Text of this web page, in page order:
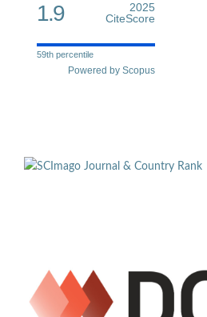
1.9
2025
CiteScore
59th percentile
Powered by Scopus